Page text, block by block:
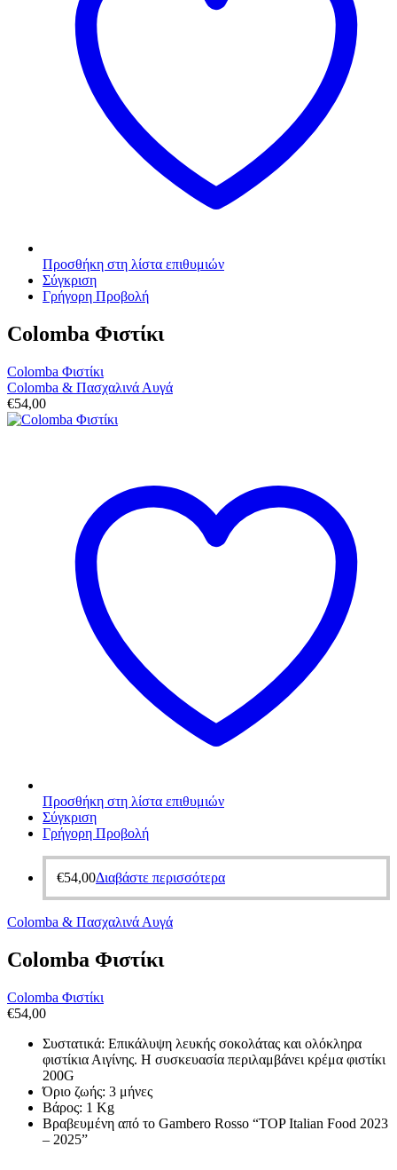
Προσθήκη στη λίστα επιθυμιών
Σύγκριση
Γρήγορη Προβολή
Colomba Φιστίκι
Colomba Φιστίκι
Colomba & Πασχαλινά Αυγά
€54,00
Προσθήκη στη λίστα επιθυμιών
Σύγκριση
Γρήγορη Προβολή
€54,00Διαβάστε περισσότερα
Colomba & Πασχαλινά Αυγά
Colomba Φιστίκι
Colomba Φιστίκι
€54,00
Συστατικά: Επικάλυψη λευκής σοκολάτας και ολόκληρα
φιστίκια Αιγίνης. Η συσκευασία περιλαμβάνει κρέμα φιστίκι
200G
Όριο ζωής: 3 μήνες
Βάρος: 1 Kg
Βραβευμένη από το Gambero Rosso “TOP Italian Food 2023
– 2025”